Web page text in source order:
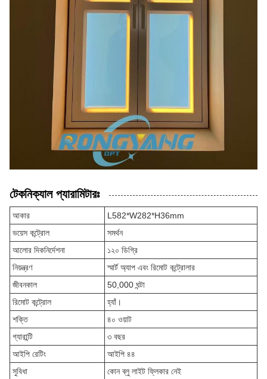
টেকনিক্যাল প্যারামিটারঃ
আকার
L582*W282*H36mm
ভয়েস কন্ট্রোল
সমর্থন
আলোর দিকনির্দেশনা
১২০ ডিগ্রি
নিয়ন্ত্রণ
স্মার্ট অ্যাপ এবং রিমোট কন্ট্রোলার
জীবনকাল
50,000 ঘন্টা
রিমোট কন্ট্রোল
হ্যাঁ।
শক্তি
৪০ ওয়াট
গ্যারান্টি
৩ বছর
আইপি রেটিং
আইপি ৪৪
সুবিধা
কোন ব্লু লাইট ফ্লিকার নেই